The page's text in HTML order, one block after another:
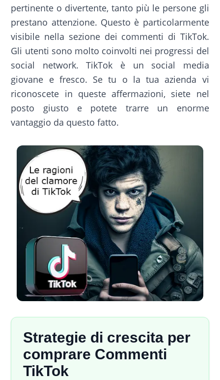
pertinente o divertente, tanto più le persone gli
prestano attenzione. Questo è particolarmente
visibile nella sezione dei commenti di TikTok.
Gli utenti sono molto coinvolti nei progressi del
social network. TikTok è un social media
giovane e fresco. Se tu o la tua azienda vi
riconoscete in queste affermazioni, siete nel
posto giusto e potete trarre un enorme
vantaggio da questo fatto.
Strategie di crescita per
comprare Commenti
TikTok